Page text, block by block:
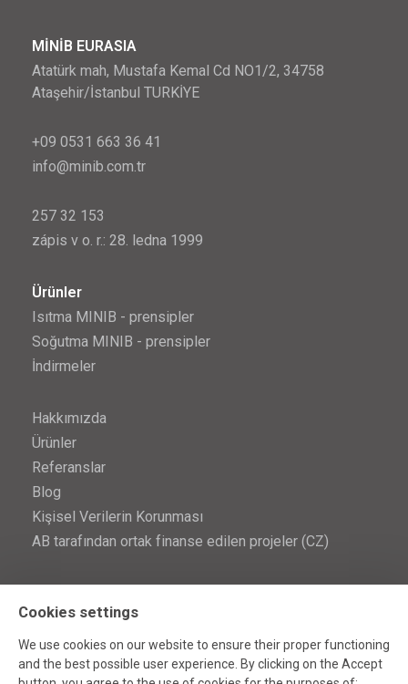
Cookies settings
We use cookies on our website to ensure their proper functioning
and the best possible user experience. By clicking on the Accept
MİNİB EURASIA
Atatürk mah, Mustafa Kemal Cd NO1/2, 34758
Ataşehir/İstanbul TURKİYE
+09 0531 663 36 41
info@minib.com.tr
257 32 153
zápis v o. r.: 28. ledna 1999
Ürünler
Isıtma MINIB - prensipler
Soğutma MINIB - prensipler
İndirmeler
Hakkımızda
Ürünler
Referanslar
Blog
Kişisel Verilerin Korunması
AB tarafından ortak finanse edilen projeler (CZ)
İletişim